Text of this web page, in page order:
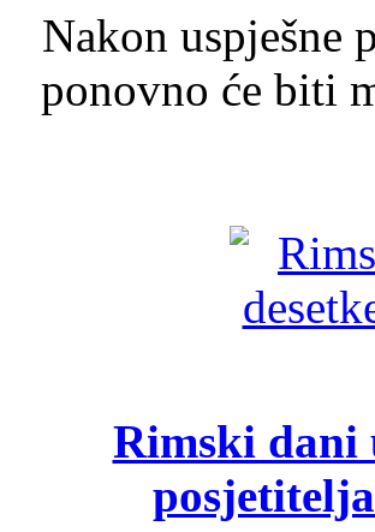
Nakon uspješne
ponovno će biti
Rimski dani